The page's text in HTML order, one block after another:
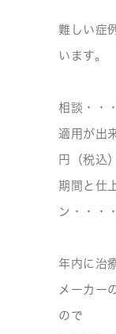
難しい症
います。
相談・・
適用が出
円（税込）
期間と仕
ン・・・
年内に治
メーカー
ので